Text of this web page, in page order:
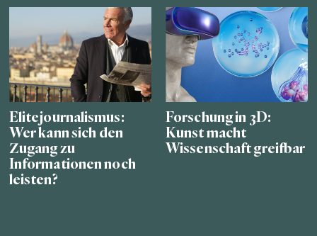
Elitejournalismus:
Wer kann sich den
Zugang zu
Informationen noch
leisten?
Forschung in 3D:
Kunst macht
Wissenschaft greifbar